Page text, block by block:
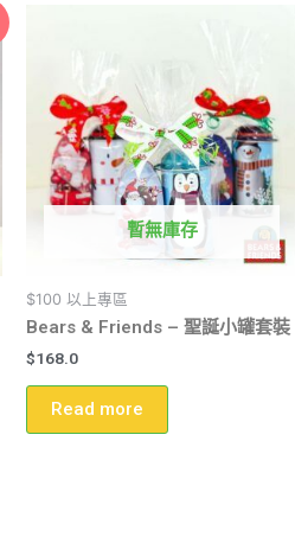
暫無庫存
$100 以上專區
Bears & Friends – 聖誕小罐套裝
$168.0
Read more